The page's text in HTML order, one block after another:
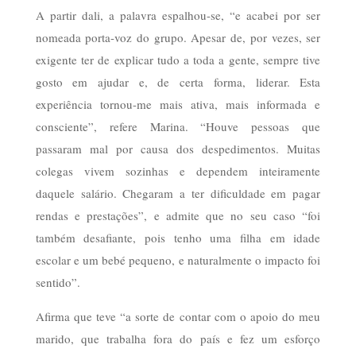
A partir dali, a palavra espalhou-se, “e acabei por ser
nomeada porta-voz do grupo. Apesar de, por vezes, ser
exigente ter de explicar tudo a toda a gente, sempre tive
gosto em ajudar e, de certa forma, liderar. Esta
experiência tornou-me mais ativa, mais informada e
consciente”, refere Marina. “Houve pessoas que
passaram mal por causa dos despedimentos. Muitas
colegas vivem sozinhas e dependem inteiramente
daquele salário. Chegaram a ter dificuldade em pagar
rendas e prestações”, e admite que no seu caso “foi
também desafiante, pois tenho uma filha em idade
escolar e um bebé pequeno, e naturalmente o impacto foi
sentido”.
Afirma que teve “a sorte de contar com o apoio do meu
marido, que trabalha fora do país e fez um esforço